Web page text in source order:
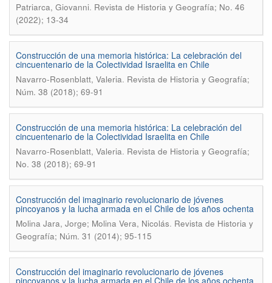
Patriarca, Giovanni. Revista de Historia y Geografí­a; No. 46
(2022); 13-34
Construcción de una memoria histórica: La celebración del
cincuentenario de la Colectividad Israelita en Chile
Navarro-Rosenblatt, Valeria. Revista de Historia y Geografía;
Núm. 38 (2018); 69-91
Construcción de una memoria histórica: La celebración del
cincuentenario de la Colectividad Israelita en Chile
Navarro-Rosenblatt, Valeria. Revista de Historia y Geografí­a;
No. 38 (2018); 69-91
Construcción del imaginario revolucionario de jóvenes
pincoyanos y la lucha armada en el Chile de los años ochenta
Molina Jara, Jorge; Molina Vera, Nicolás. Revista de Historia y
Geografía; Núm. 31 (2014); 95-115
Construcción del imaginario revolucionario de jóvenes
pincoyanos y la lucha armada en el Chile de los años ochenta